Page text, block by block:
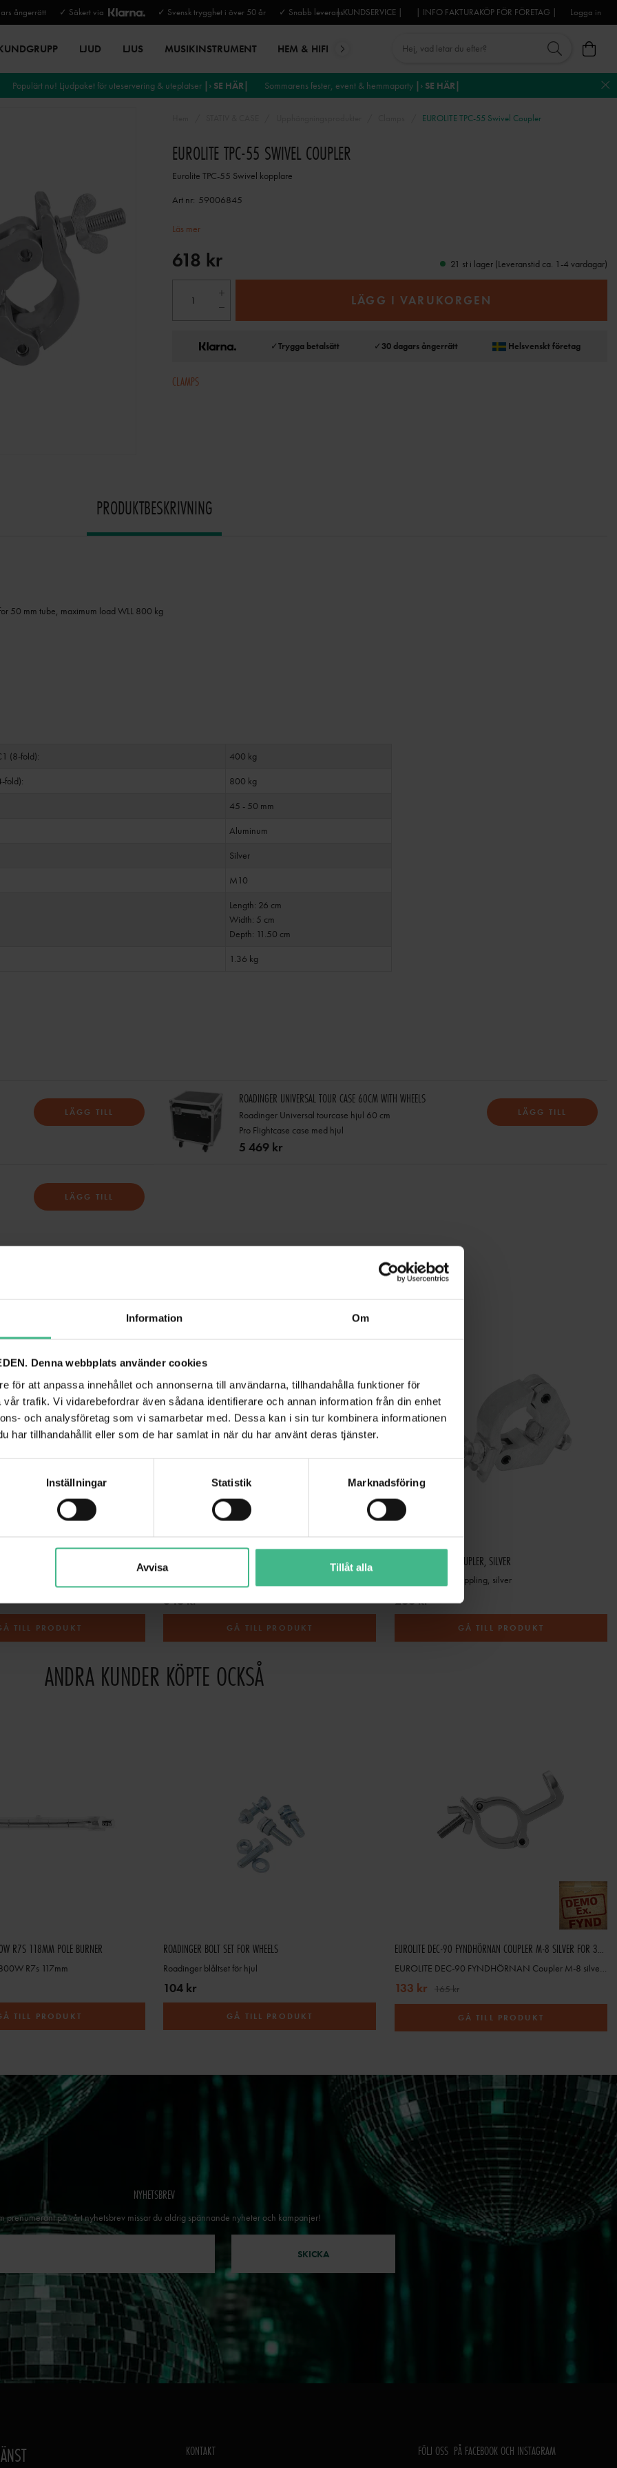
Information Om
Denna webbplats använder cookies
för att anpassa innehållet och annonserna till användarna, tillhandahålla funktioner för
trafik. Vi vidarebefordrar även sådana identifierare och annan information från din enhet
och analysföretag som vi samarbetar med. Dessa kan i sin tur kombinera informationen
har tillhandahållit eller som de har samlat in när du har använt deras tjänster.
Inställningar Statistik Marknadsföring
Avvisa Tillåt alla
ångerrätt ✓ Säkert via ✓ Svensk trygghet i över 50 år ✓ Snabb leverans| KUNDSERVICE | | INFO FAKTURAKÖP FÖR FÖRETAG | Logga in
LJUD LJUS MUSIKINSTRUMENT HEM & HIFI MIKROFONER DJ-UTRUSTNING TROSS
Populärt nu! Ljudpaket för uteservering & uteplatser |› SE HÄR| Sommarens fester, event & hemmaparty |› SE HÄR|
EUROLITE TPC-55 Swivel Coupler
EUROLITE TPC-55 SWIVEL COUPLER
Eurolite TPC-55 Swivel kopplare
Art nr: 59006845
Läs mer
618 kr 21 st i lager (Leveranstid ca. 1-4 vardagar)
LÄGG I VARUKORGEN
✓Trygga betalsätt ✓30 dagars ångerrätt Helsvenskt företag
CLAMPS
PRODUKTBESKRIVNING
50 mm tube, maximum load WLL 800 kg
(8-fold):
400 kg
fold):
800 kg
45 - 50 mm
Aluminum
Silver
M10
Length: 26 cm
Width: 5 cm
Depth: 11.50 cm
1.36 kg
LÄGG TILL
ROADINGER UNIVERSAL TOUR CASE 60CM WITH WHEELS
Roadinger Universal tourcase hjul 60 cm
Pro Flightcase case med hjul
5 469 kr
LÄGG TILL
LÄGG TILL
TILL PRODUKT
346 kr
GÅ TILL PRODUKT
EUROLITE TPC-30 COUPLER, SILVER
Eurolite TPC-30 koppling, silver
288 kr
GÅ TILL PRODUKT
ANDRA KUNDER KÖPTE OCKSÅ
R7S 118MM POLE BURNER
R7s 117mm
TILL PRODUKT
ROADINGER BOLT SET FOR WHEELS
Roadinger blåltset för hjul
104 kr
GÅ TILL PRODUKT
EUROLITE DEC-90 FYNDHÖRNAN COUPLER M-8 SILVER FOR 35MM
EUROLITE DEC-90 FYNDHÖRNAN Coupler M-8 silver for 35mm
133 kr 165 kr
GÅ TILL PRODUKT
NYHETSBREV
prenumerant på vårt nyhetsbrev missar du aldrig spännande nyheter och kampanjer!
SKICKA
KONTAKT FÖLJ OSS PÅ FACEBOOK OCH INSTAGRAM